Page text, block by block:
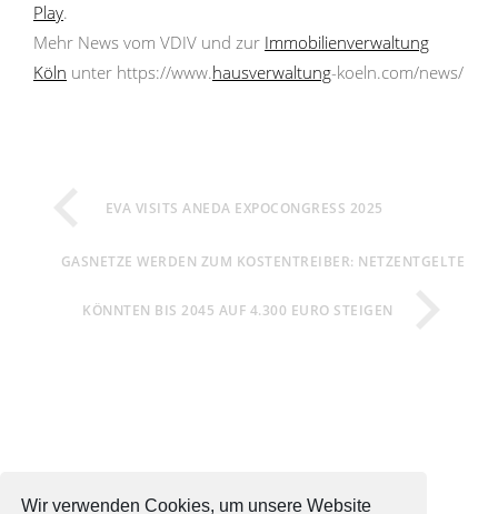
Wir verwenden Cookies, um unsere Website
Play.
Mehr News vom VDIV und zur Immobilienverwaltung
Köln unter https://www.hausverwaltung-koeln.com/news/
EVA VISITS ANEDA EXPOCONGRESS 2025
GASNETZE WERDEN ZUM KOSTENTREIBER: NETZENTGELTE
KÖNNTEN BIS 2045 AUF 4.300 EURO STEIGEN